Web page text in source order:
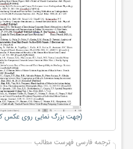
(جهت بزرگ نمایی روی عکس
ترجمه فارسی فهرست مطالب